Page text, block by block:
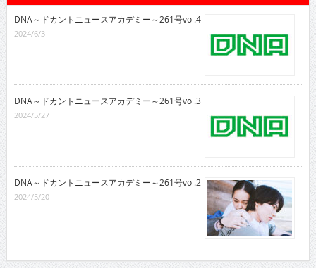
DNA～ドカントニュースアカデミー～261号vol.4
2024/6/3
DNA～ドカントニュースアカデミー～261号vol.3
2024/5/27
DNA～ドカントニュースアカデミー～261号vol.2
2024/5/20